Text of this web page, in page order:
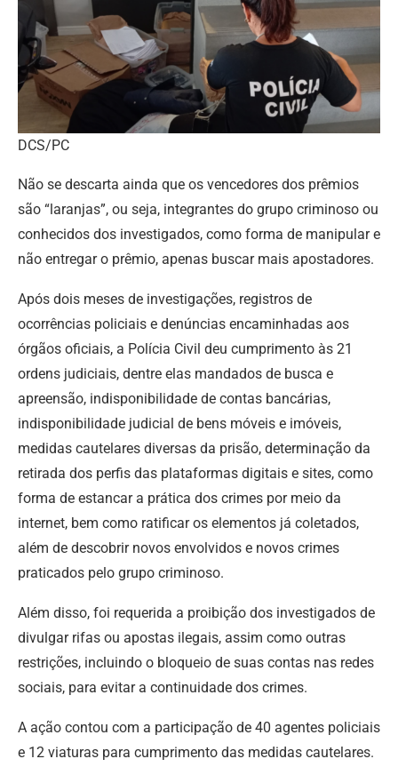
DCS/PC
Não se descarta ainda que os vencedores dos prêmios
são “laranjas”, ou seja, integrantes do grupo criminoso ou
conhecidos dos investigados, como forma de manipular e
não entregar o prêmio, apenas buscar mais apostadores.
Após dois meses de investigações, registros de
ocorrências policiais e denúncias encaminhadas aos
órgãos oficiais, a Polícia Civil deu cumprimento às 21
ordens judiciais, dentre elas mandados de busca e
apreensão, indisponibilidade de contas bancárias,
indisponibilidade judicial de bens móveis e imóveis,
medidas cautelares diversas da prisão, determinação da
retirada dos perfis das plataformas digitais e sites, como
forma de estancar a prática dos crimes por meio da
internet, bem como ratificar os elementos já coletados,
além de descobrir novos envolvidos e novos crimes
praticados pelo grupo criminoso.
Além disso, foi requerida a proibição dos investigados de
divulgar rifas ou apostas ilegais, assim como outras
restrições, incluindo o bloqueio de suas contas nas redes
sociais, para evitar a continuidade dos crimes.
A ação contou com a participação de 40 agentes policiais
e 12 viaturas para cumprimento das medidas cautelares.